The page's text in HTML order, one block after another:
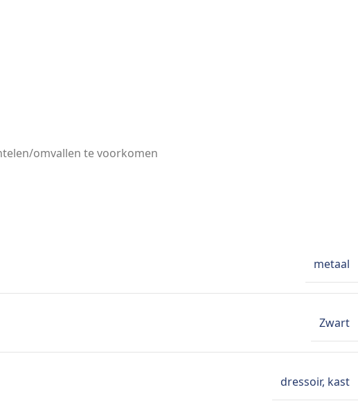
omvallen te voorkomen
metaal
Zwart
dressoir, kast